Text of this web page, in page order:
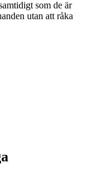
som de är
utan att råka